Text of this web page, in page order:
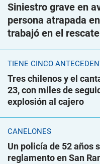
Siniestro grave en
persona atrapada
trabajó en el rescate
TIENE CINCO
Tres chilenos y el
23, con miles de
explosión al cajero
CANELONES
Un policía de 52 años
reglamento en San